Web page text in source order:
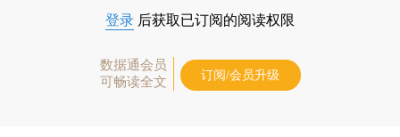
登录 后获取已订阅的阅读权限
数据通会员
可畅读全文
订阅/会员升级